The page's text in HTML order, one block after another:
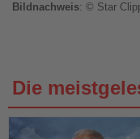
Bildnachweis: © Star
Die